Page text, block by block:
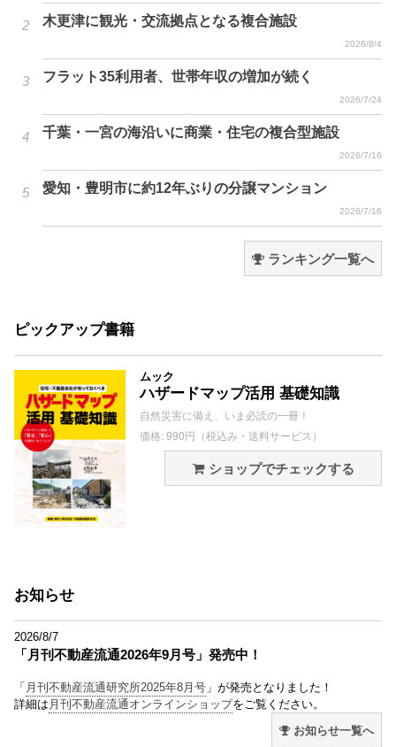
木更津に観光・交流拠点となる複合施設
2026/8/4
フラット35利用者、世帯年収の増加が続く
2026/7/24
千葉・一宮の海沿いに商業・住宅の複合型施設
2026/7/16
愛知・豊明市に約12年ぶりの分譲マンション
2026/7/16
ランキング一覧へ
ピックアップ書籍
ムック
ハザードマップ活用 基礎知識
自然災害に備え、いま必読の一冊！
価格: 990円（税込み・送料サービス）
ショップでチェックする
お知らせ
2026/8/7
「月刊不動産流通2026年9月号」発売中！
「 月刊不動産流通研究所2025年8月号 」が発売となりました！
詳細は 月刊不動産流通オンラインショップをご覧ください。
お知らせ一覧へ